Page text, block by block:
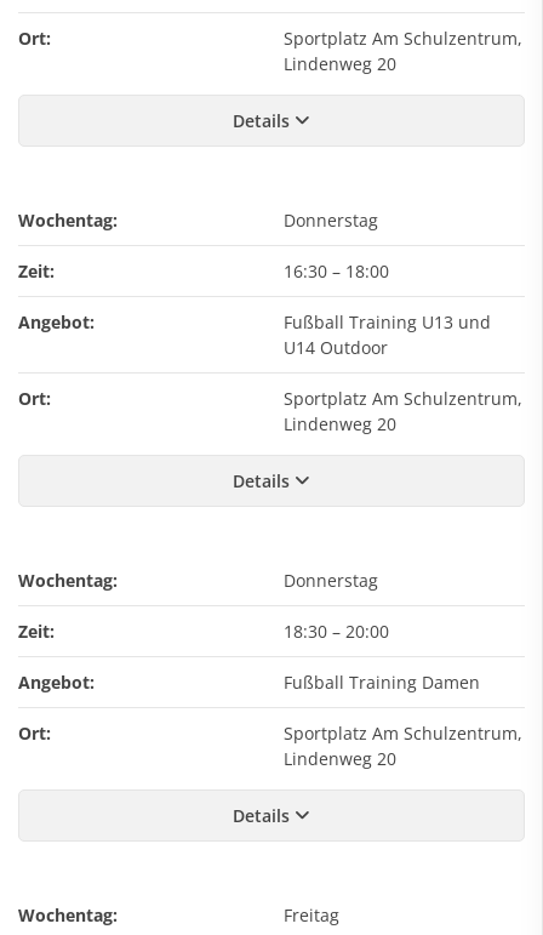
Ort:
Sportplatz Am Schulzentrum,
Lindenweg 20
Details
Wochentag: Donnerstag
Zeit: 16:30 – 18:00
Angebot:
Fußball Training U13 und
U14 Outdoor
Ort:
Sportplatz Am Schulzentrum,
Lindenweg 20
Details
Wochentag: Donnerstag
Zeit: 18:30 – 20:00
Angebot: Fußball Training Damen
Ort:
Sportplatz Am Schulzentrum,
Lindenweg 20
Details
Wochentag: Freitag